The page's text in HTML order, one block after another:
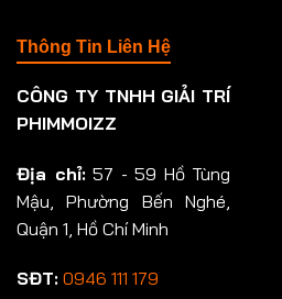
Thông Tin Liên Hệ
CÔNG TY TNHH GIẢI TRÍ
PHIMMOIZZ
Địa chỉ:57 - 59 Hồ Tùng
Mậu, Phường Bến Nghé,
Quận 1, Hồ Chí Minh
SĐT: 0946 111 179